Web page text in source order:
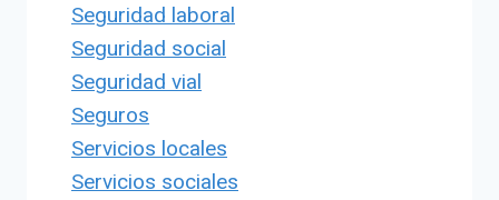
Seguridad laboral
Seguridad social
Seguridad vial
Seguros
Servicios locales
Servicios sociales